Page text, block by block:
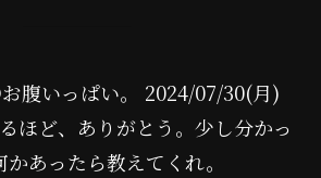
腹いっぱい。 2024/07/30(月)
ほど、ありがとう。少し分かっ
あったら教えてくれ。